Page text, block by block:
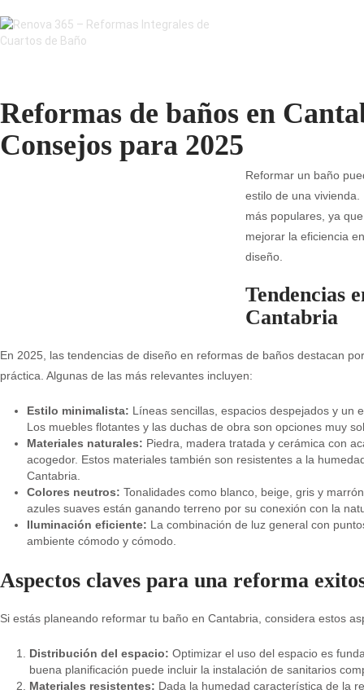
Reformas de baños en
Consejos para 2025
Reformar un baño
estilo de una
más populares, ya
mejorar la eficiencia
diseño.
Tendencias
Cantabria
En 2025, las tendencias de diseño en reformas de baños destacan
práctica. Algunas de las más relevantes incluyen:
Estilo minimalista: Líneas sencillas, espacios despejados y un
Los muebles flotantes y las duchas de obra son opciones muy
Materiales naturales: Piedra, madera tratada y cerámica con
acogedor. Estos materiales también son resistentes a la
Cantabria.
Colores neutros: Tonalidades como blanco, beige, gris y
azules suaves están ganando terreno por su conexión con la
Iluminación eficiente: La combinación de luz general con
ambiente cómodo y cómodo.
Aspectos claves para una reforma
Si estás planeando reformar tu baño en Cantabria, considera estos
Distribución del espacio: Optimizar el uso del espacio es
buena planificación puede incluir la instalación de sanitarios
Materiales resistentes: Dada la humedad característica de la